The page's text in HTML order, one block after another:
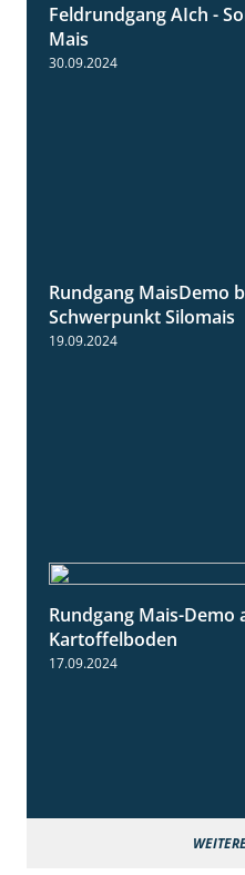
Feldrundgang AIch -
Mais
30.09.2024
Rundgang MaisDemo
Schwerpunkt Silomais
19.09.2024
Rundgang Mais-Demo
Kartoffelboden
17.09.2024